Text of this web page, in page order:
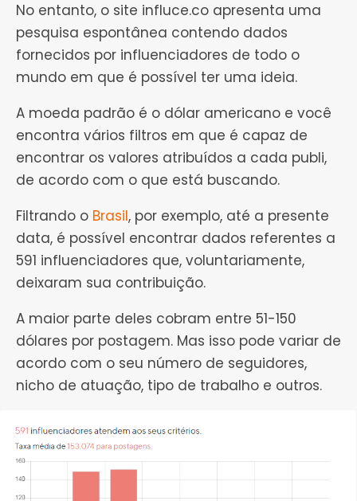
No entanto, o site influce.co apresenta uma
pesquisa espontânea contendo dados
fornecidos por influenciadores de todo o
mundo em que é possível ter uma ideia.
A moeda padrão é o dólar americano e você
encontra vários filtros em que é capaz de
encontrar os valores atribuídos a cada publi,
de acordo com o que está buscando.
Filtrando o Brasil, por exemplo, até a presente
data, é possível encontrar dados referentes a
591 influenciadores que, voluntariamente,
deixaram sua contribuição.
A maior parte deles cobram entre 51-150
dólares por postagem. Mas isso pode variar de
acordo com o seu número de seguidores,
nicho de atuação, tipo de trabalho e outros.